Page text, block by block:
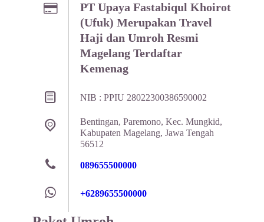
PT Upaya Fastabiqul Khoirot
(Ufuk) Merupakan Travel
Haji dan Umroh Resmi
Magelang Terdaftar
Kemenag
NIB : PPIU 28022300386590002
Bentingan, Paremono, Kec. Mungkid,
Kabupaten Magelang, Jawa Tengah
56512
089655500000
+6289655500000